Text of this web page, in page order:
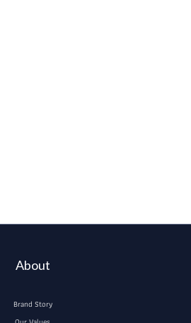
About
Brand Story